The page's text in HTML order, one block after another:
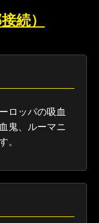
続）
ロッパの吸血
鬼、ルーマニ